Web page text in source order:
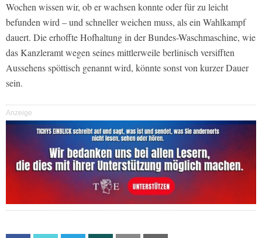
Wochen wissen wir, ob er wachsen konnte oder für zu leicht
befunden wird – und schneller weichen muss, als ein Wahlkampf
dauert. Die erhoffte Hofhaltung in der Bundes-Waschmaschine, wie
das Kanzleramt wegen seines mittlerweile berlinisch versifften
Aussehens spöttisch genannt wird, könnte sonst von kurzer Dauer
sein.
Anzeige